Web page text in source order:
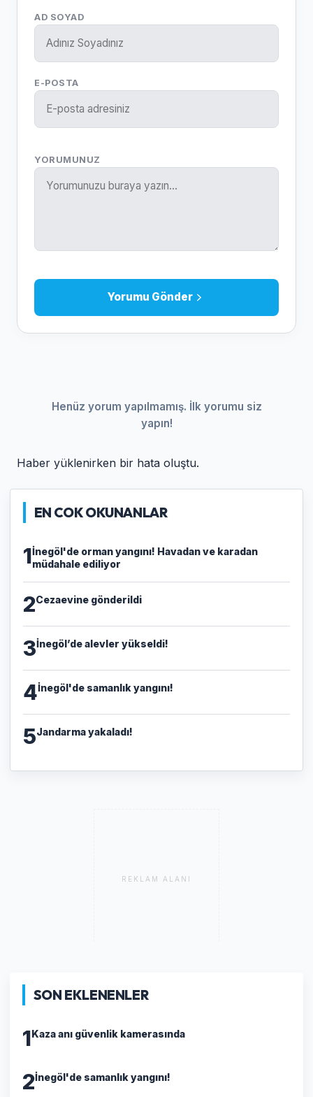
AD SOYAD
E-POSTA
YORUMUNUZ
Yorumu Gönder
Henüz yorum yapılmamış. İlk yorumu siz
yapın!
Haber yüklenirken bir hata oluştu.
EN COK OKUNANLAR
1İnegöl'de orman yangını! Havadan ve karadan
müdahale ediliyor
2Cezaevine gönderildi
3İnegöl’de alevler yükseldi!
4İnegöl'de samanlık yangını!
5Jandarma yakaladı!
REKLAM ALANI
SON EKLENENLER
1Kaza anı güvenlik kamerasında
2İnegöl'de samanlık yangını!